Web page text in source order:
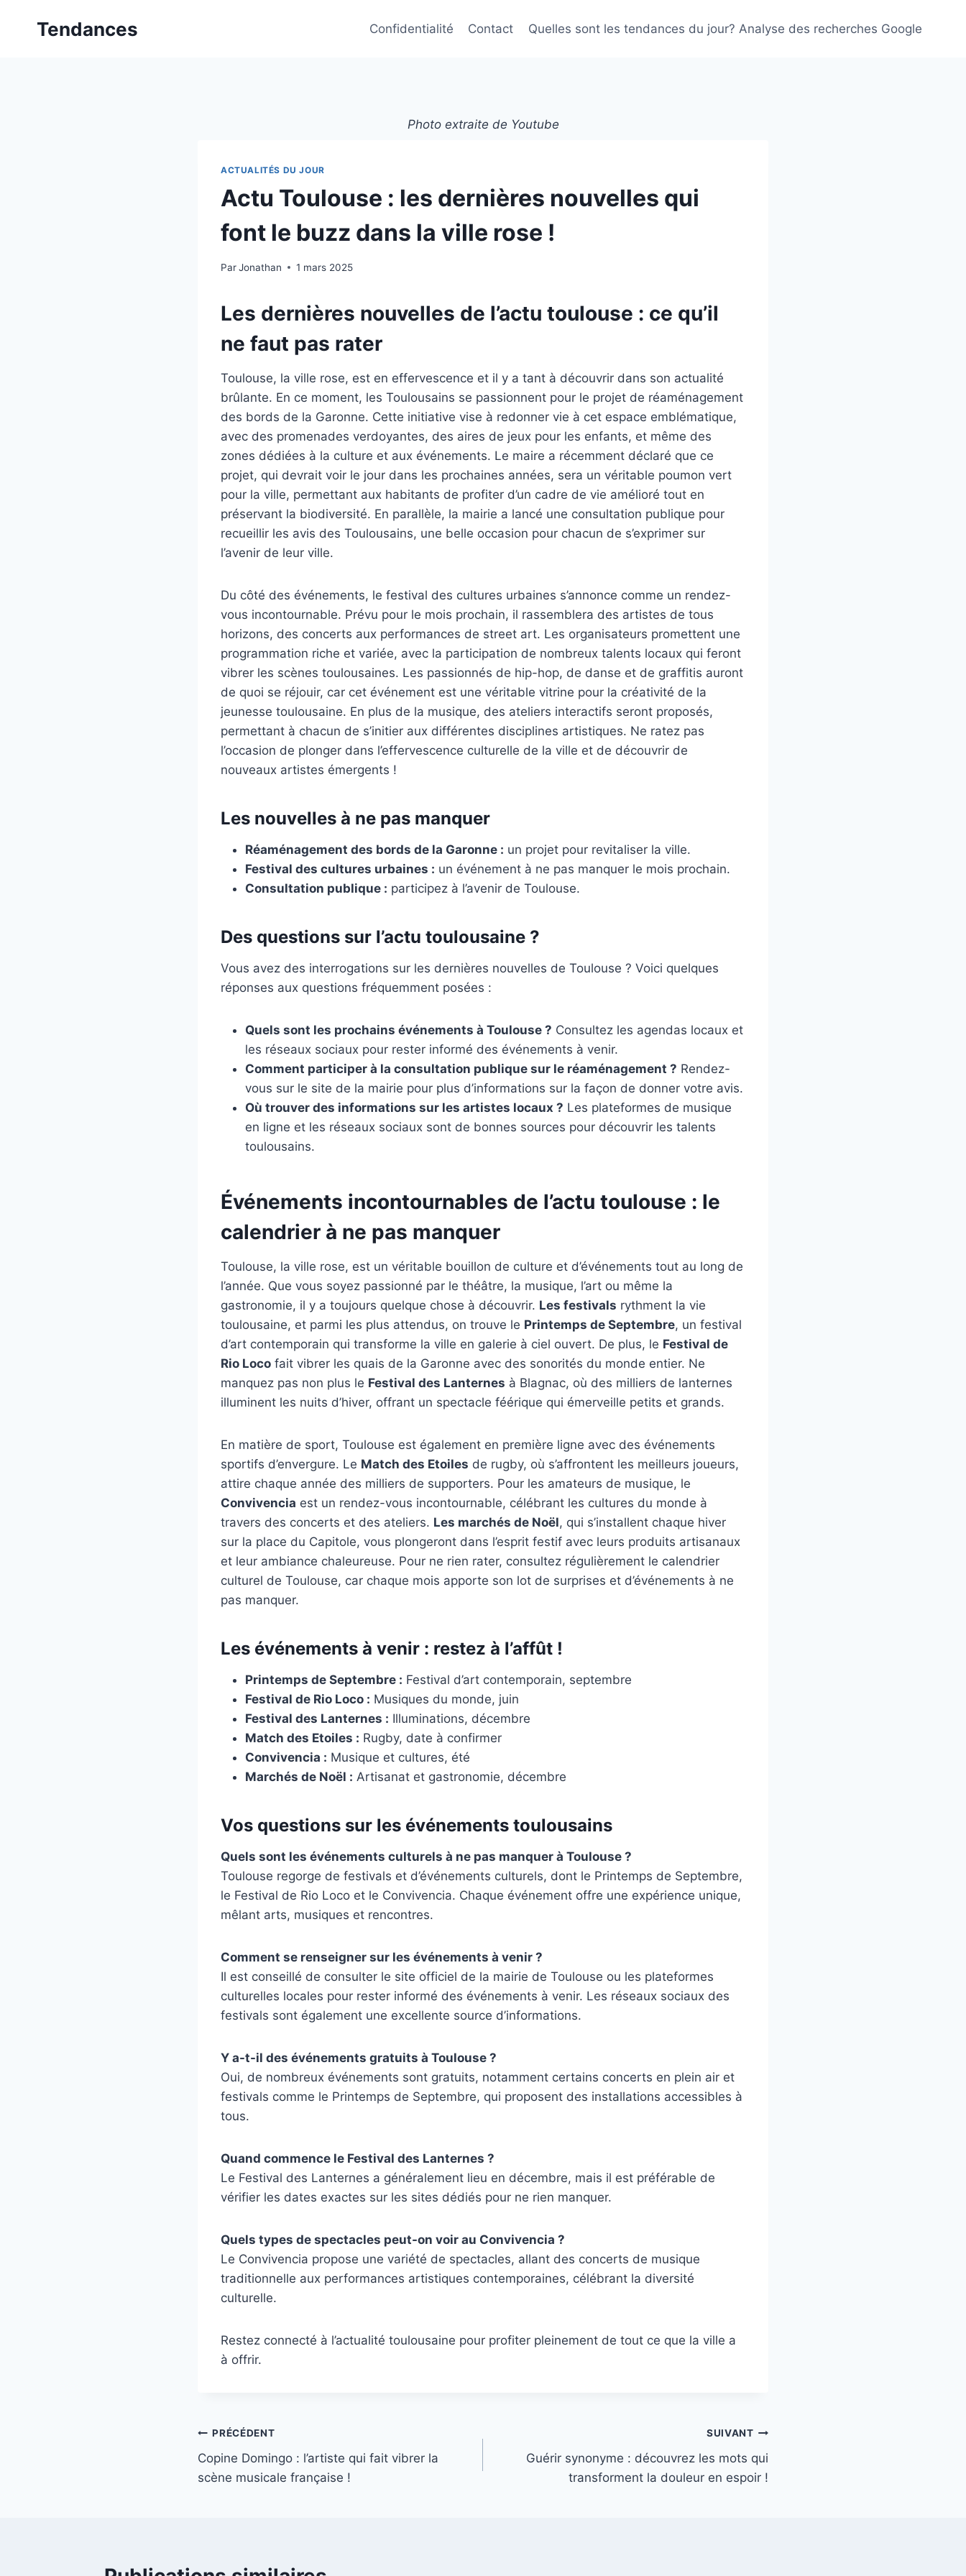
Tendances Confidentialité Contact Quelles sont les tendances du jour? Analyse des recherches Google
Photo extraite de Youtube
ACTUALITÉS DU JOUR
Actu Toulouse : les dernières nouvelles qui
font le buzz dans la ville rose !
ParJonathan 1 mars 2025
Les dernières nouvelles de l’actu toulouse : ce qu’il
ne faut pas rater
Toulouse, la ville rose, est en effervescence et il y a tant à découvrir dans son actualité
brûlante. En ce moment, les Toulousains se passionnent pour le projet de réaménagement
des bords de la Garonne. Cette initiative vise à redonner vie à cet espace emblématique,
avec des promenades verdoyantes, des aires de jeux pour les enfants, et même des
zones dédiées à la culture et aux événements. Le maire a récemment déclaré que ce
projet, qui devrait voir le jour dans les prochaines années, sera un véritable poumon vert
pour la ville, permettant aux habitants de profiter d’un cadre de vie amélioré tout en
préservant la biodiversité. En parallèle, la mairie a lancé une consultation publique pour
recueillir les avis des Toulousains, une belle occasion pour chacun de s’exprimer sur
l’avenir de leur ville.
Du côté des événements, le festival des cultures urbaines s’annonce comme un rendez-
vous incontournable. Prévu pour le mois prochain, il rassemblera des artistes de tous
horizons, des concerts aux performances de street art. Les organisateurs promettent une
programmation riche et variée, avec la participation de nombreux talents locaux qui feront
vibrer les scènes toulousaines. Les passionnés de hip-hop, de danse et de graffitis auront
de quoi se réjouir, car cet événement est une véritable vitrine pour la créativité de la
jeunesse toulousaine. En plus de la musique, des ateliers interactifs seront proposés,
permettant à chacun de s’initier aux différentes disciplines artistiques. Ne ratez pas
l’occasion de plonger dans l’effervescence culturelle de la ville et de découvrir de
nouveaux artistes émergents !
Les nouvelles à ne pas manquer
Réaménagement des bords de la Garonne : un projet pour revitaliser la ville.
Festival des cultures urbaines : un événement à ne pas manquer le mois prochain.
Consultation publique : participez à l’avenir de Toulouse.
Des questions sur l’actu toulousaine ?
Vous avez des interrogations sur les dernières nouvelles de Toulouse ? Voici quelques
réponses aux questions fréquemment posées :
Quels sont les prochains événements à Toulouse ? Consultez les agendas locaux et
les réseaux sociaux pour rester informé des événements à venir.
Comment participer à la consultation publique sur le réaménagement ? Rendez-
vous sur le site de la mairie pour plus d’informations sur la façon de donner votre avis.
Où trouver des informations sur les artistes locaux ? Les plateformes de musique
en ligne et les réseaux sociaux sont de bonnes sources pour découvrir les talents
toulousains.
Événements incontournables de l’actu toulouse : le
calendrier à ne pas manquer
Toulouse, la ville rose, est un véritable bouillon de culture et d’événements tout au long de
l’année. Que vous soyez passionné par le théâtre, la musique, l’art ou même la
gastronomie, il y a toujours quelque chose à découvrir. Les festivals rythment la vie
toulousaine, et parmi les plus attendus, on trouve le Printemps de Septembre, un festival
d’art contemporain qui transforme la ville en galerie à ciel ouvert. De plus, le Festival de
Rio Loco fait vibrer les quais de la Garonne avec des sonorités du monde entier. Ne
manquez pas non plus le Festival des Lanternes à Blagnac, où des milliers de lanternes
illuminent les nuits d’hiver, offrant un spectacle féérique qui émerveille petits et grands.
En matière de sport, Toulouse est également en première ligne avec des événements
sportifs d’envergure. Le Match des Etoiles de rugby, où s’affrontent les meilleurs joueurs,
attire chaque année des milliers de supporters. Pour les amateurs de musique, le
Convivencia est un rendez-vous incontournable, célébrant les cultures du monde à
travers des concerts et des ateliers. Les marchés de Noël, qui s’installent chaque hiver
sur la place du Capitole, vous plongeront dans l’esprit festif avec leurs produits artisanaux
et leur ambiance chaleureuse. Pour ne rien rater, consultez régulièrement le calendrier
culturel de Toulouse, car chaque mois apporte son lot de surprises et d’événements à ne
pas manquer.
Les événements à venir : restez à l’affût !
Printemps de Septembre : Festival d’art contemporain, septembre
Festival de Rio Loco : Musiques du monde, juin
Festival des Lanternes : Illuminations, décembre
Match des Etoiles : Rugby, date à confirmer
Convivencia : Musique et cultures, été
Marchés de Noël : Artisanat et gastronomie, décembre
Vos questions sur les événements toulousains
Quels sont les événements culturels à ne pas manquer à Toulouse ?
Toulouse regorge de festivals et d’événements culturels, dont le Printemps de Septembre,
le Festival de Rio Loco et le Convivencia. Chaque événement offre une expérience unique,
mêlant arts, musiques et rencontres.
Comment se renseigner sur les événements à venir ?
Il est conseillé de consulter le site officiel de la mairie de Toulouse ou les plateformes
culturelles locales pour rester informé des événements à venir. Les réseaux sociaux des
festivals sont également une excellente source d’informations.
Y a-t-il des événements gratuits à Toulouse ?
Oui, de nombreux événements sont gratuits, notamment certains concerts en plein air et
festivals comme le Printemps de Septembre, qui proposent des installations accessibles à
tous.
Quand commence le Festival des Lanternes ?
Le Festival des Lanternes a généralement lieu en décembre, mais il est préférable de
vérifier les dates exactes sur les sites dédiés pour ne rien manquer.
Quels types de spectacles peut-on voir au Convivencia ?
Le Convivencia propose une variété de spectacles, allant des concerts de musique
traditionnelle aux performances artistiques contemporaines, célébrant la diversité
culturelle.
Restez connecté à l’actualité toulousaine pour profiter pleinement de tout ce que la ville a
à offrir.
Navigation
de
PRÉCÉDENT
Copine Domingo : l’artiste qui fait vibrer la
scène musicale française !
SUIVANT
Guérir synonyme : découvrez les mots qui
transforment la douleur en espoir !